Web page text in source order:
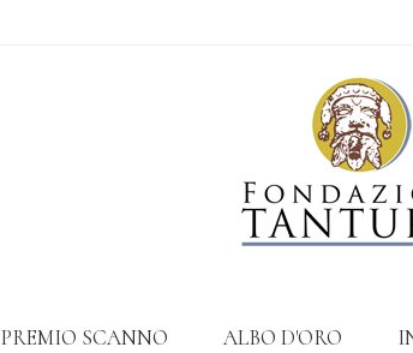
PREMIO SCANNO ALBO D'ORO